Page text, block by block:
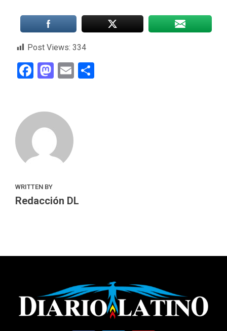
Post Views: 334
Facebook
Mastodon
Email
WRITTEN BY
Redacción DL